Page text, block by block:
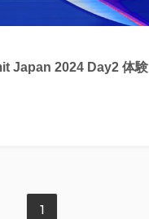
Japan 2024 Day2 体験
1